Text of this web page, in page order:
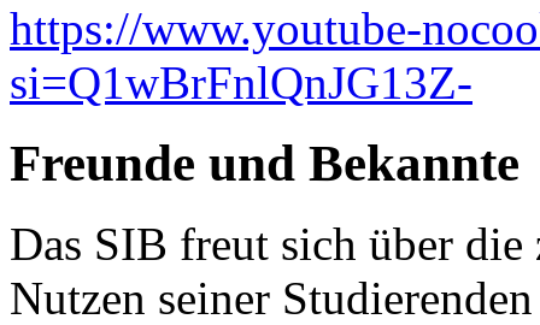
https://www.youtube-
si=Q1wBrFnlQnJG13Z-
Freunde und Bekannte
Das SIB freut sich über
Nutzen seiner